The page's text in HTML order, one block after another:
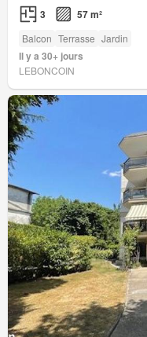
3 57 m²
Balcon Terrasse Jardin
Il y a 30+ jours
LEBONCOIN